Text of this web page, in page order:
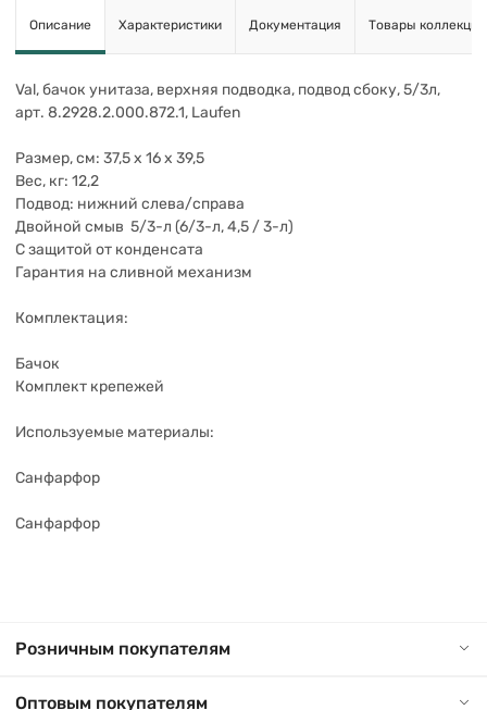
Описание Характеристики Документация Товары коллекции
Val, бачок унитаза, верхняя подводка, подвод сбоку, 5/3л,
арт. 8.2928.2.000.872.1, Laufen
Размер, см: 37,5 x 16 x 39,5
Вес, кг: 12,2
Подвод: нижний слева/справа
Двойной смыв 5/3-л (6/3-л, 4,5 / 3-л)
С защитой от конденсата
Гарантия на сливной механизм
Комплектация:
Бачок
Комплект крепежей
Используемые материалы:
Санфарфор
Санфарфор
Розничным покупателям
Оптовым покупателям